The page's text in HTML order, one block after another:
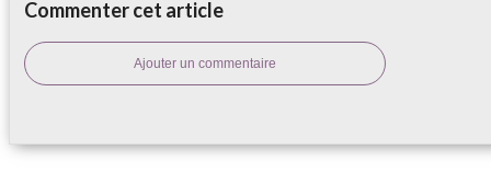
Commenter cet article
Ajouter un commentaire